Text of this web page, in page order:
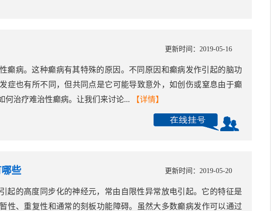
更新时间：2019-05-16
癫病。这种癫病有其特殊的原因。不同原因和癫病发作引起的脑功
症也有所不同，但共同点是它可能导致意外，如创伤或窒息由于癫
何治疗难治性癫病。让我们来讨论...
【详情】
些 更新时间：2019-05-20
起的高度同步化的神经元，常由自限性异常放电引起。它的特征是
性、重复性和通常的刻板功能障碍。虽然大多数癫病发作可以通过